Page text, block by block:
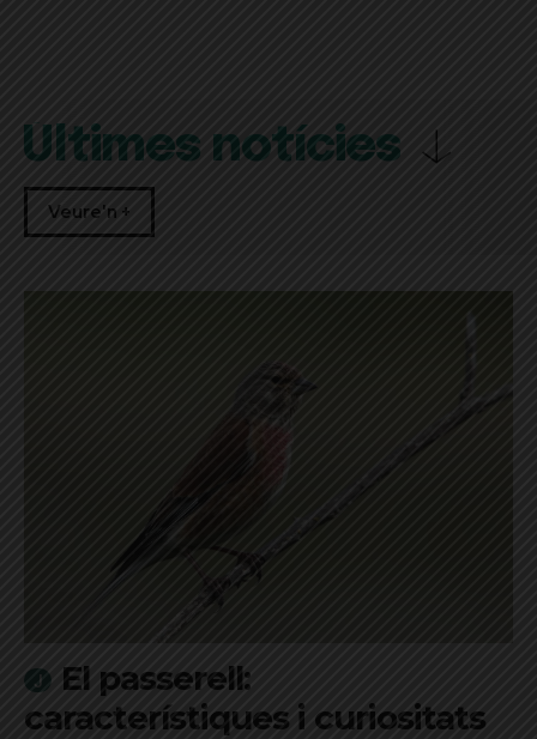
Últimes notícies
Veure'n +
El passerell:
característiques i curiositats